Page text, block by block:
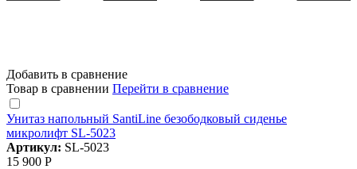
Добавить в сравнение
Товар в сравнении Перейти в сравнение
Унитаз напольный SantiLine безободковый сиденье
микролифт SL-5023
Артикул: SL-5023
15 900 Р